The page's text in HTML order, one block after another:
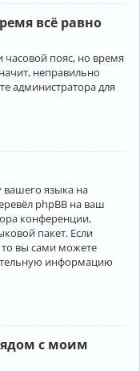
всё равно
часовой пояс, но время
неправильно
администратора для
вашего языка на
phpBB на ваш
конференции,
пакет. Если
то вы сами можете
информацию
с моим